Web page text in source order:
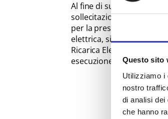
Questo sito
Utilizziamo i
nostro
di analisi dei
che hanno
Al fine di supportare al
sollecitazioni che
per la presentazione di
elettrica, sia su strade
Ricarica Elettrica"
esecuzione, il quadro